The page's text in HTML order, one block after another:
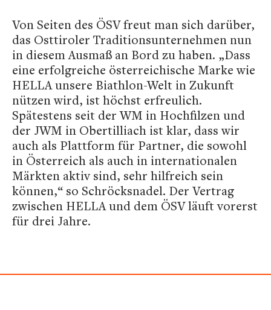
Von Seiten des ÖSV freut man sich darüber,
das Osttiroler Traditionsunternehmen nun
in diesem Ausmaß an Bord zu haben. „Dass
eine erfolgreiche österreichische Marke wie
HELLA unsere Biathlon-Welt in Zukunft
nützen wird, ist höchst erfreulich.
Spätestens seit der WM in Hochfilzen und
der JWM in Obertilliach ist klar, dass wir
auch als Plattform für Partner, die sowohl
in Österreich als auch in internationalen
Märkten aktiv sind, sehr hilfreich sein
können,“ so Schröcksnadel. Der Vertrag
zwischen HELLA und dem ÖSV läuft vorerst
für drei Jahre.